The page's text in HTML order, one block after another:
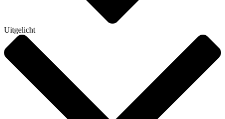
Uitgelicht